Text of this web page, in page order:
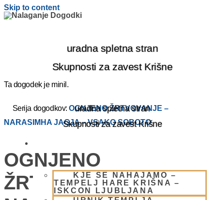
Skip to content
uradna spletna stran
Skupnosti za zavest Krišne
uradna spletna stran
Skupnosti za zavest Krišne
KJE SE NAHAJAMO –
TEMPELJ HARE KRIŠNA –
ISKCON LJUBLJANA
Ta dogodek je minil.
Serija dogodkov:OGNJENO ŽRTVOVANJE –
NARASIMHA JAGJA – VSAKO SOBOTO
OGNJENO
ŽRTVOVANJE –